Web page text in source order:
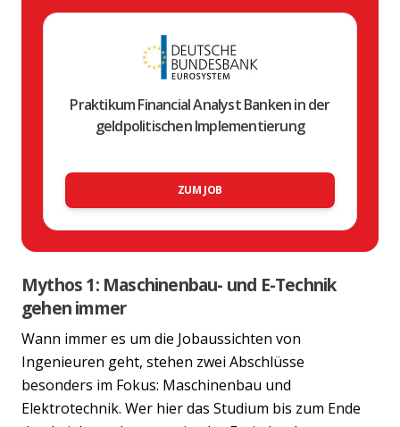
Praktikum Financial Analyst Banken in der
geldpolitischen Implementierung
ZUM JOB
Mythos 1: Maschinenbau- und E-Technik
gehen immer
Wann immer es um die Jobaussichten von
Ingenieuren geht, stehen zwei Abschlüsse
besonders im Fokus: Maschinenbau und
Elektrotechnik. Wer hier das Studium bis zum Ende